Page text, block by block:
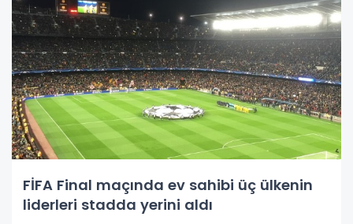
FİFA Final maçında ev sahibi üç ülkenin
liderleri stadda yerini aldı